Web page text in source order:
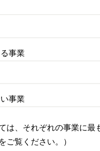
事業
事業
は、それぞれの事業に
をご覧ください。）